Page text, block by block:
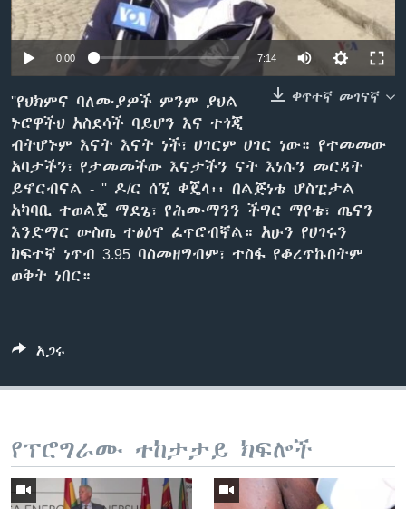
ቋንቋዎች
0:00 7:14
ቀጥተኛ መገናኛ
''የህክምና ባለሙያዎች ምንም ያህል
ኑሮዋችህ አስደሳች ባይሆን እና ተጎጂ
ብትሆኑም እናት እናት ነች፣ ሀገርም ሀገር ነው። የተመመው
አባታችን፣ የታመመችው እናታችን ናት እነሱን መርዳት
ይኖርብናል - '' ዶ/ር ሰኚ ቀጄላ፡፡ በልጅነቴ ሆስፒታል
አካባቢ ተወልጄ ማደጌ፣ የሕሙማንን ችግር ማየቴ፣ ጤናን
እንድማር ውስጤ ተፅዕኖ ፈጥሮብኛል። አሁን የሀገሩን
ከፍተኛ ነጥብ 3.95 ባስመዘግብም፣ ተስፋ የቆረጥኩበትም
ወቅት ነበር።
አጋሩ
የፕሮግራሙ ተከታታይ ክፍሎች